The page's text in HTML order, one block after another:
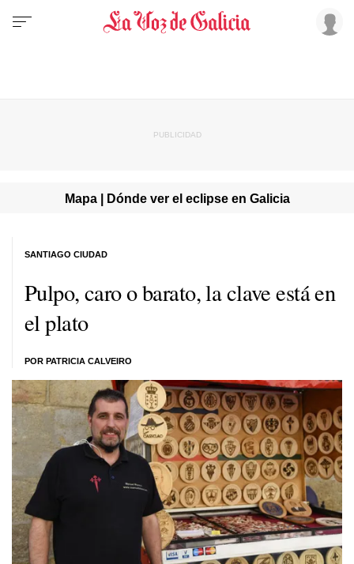
Mapa | Dónde ver el eclipse en Galicia
Pulpo, caro o barato, la clave está en
el plato
POR PATRICIA CALVEIRO
SANTIAGO CIUDAD